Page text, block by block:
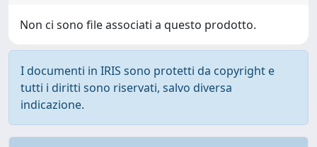
Non ci sono file associati a questo prodotto.
I documenti in IRIS sono protetti da copyright e
tutti i diritti sono riservati, salvo diversa
indicazione.